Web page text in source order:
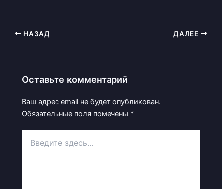
НАЗАД ДАЛЕЕ
Оставьте комментарий
Ваш адрес email не будет опубликован.
Обязательные поля помечены *
здесь...